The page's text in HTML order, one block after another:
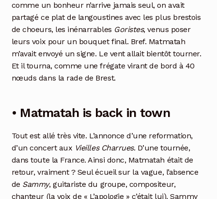
comme un bonheur n’arrive jamais seul, on avait
partagé ce plat de langoustines avec les plus brestois
de choeurs, les inénarrables Goristes, venus poser
leurs voix pour un bouquet final. Bref. Matmatah
m’avait envoyé un signe. Le vent allait bientôt tourner.
Et il tourna, comme une frégate virant de bord à 40
nœuds dans la rade de Brest.
• Matmatah is back in town
Tout est allé très vite. L’annonce d’une reformation,
d’un concert aux Vieilles Charrues. D’une tournée,
dans toute la France. Ainsi donc, Matmatah était de
retour, vraiment ? Seul écueil sur la vague, l’absence
de Sammy, guitariste du groupe, compositeur,
chanteur (la voix de « L’apologie » c’était lui). Sammy